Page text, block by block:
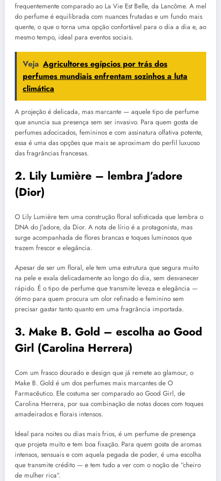
frequentemente comparado ao La Vie Est Belle, da Lancôme. A mel
do perfume é equilibrada com nuances frutadas e um fundo mais
quente, o que o torna uma opção confortável para o dia a dia e, ao
mesmo tempo, ideal para eventos sociais.
Veja Agricultores egípcios por trás dos
perfumes mundiais enfrentam sozinhos a luta
climática
A projeção é delicada, mas marcante — aquele tipo de perfume
que anuncia sua presença sem ser invasivo. Para quem gosta de
perfumes adocicados, femininos e com assinatura olfativa potente,
essa é uma das opções que mais se aproximam do perfil luxuoso
das fragrâncias francesas.
2. Lily Lumière – lembra J’adore
(Dior)
O Lily Lumière tem uma construção floral sofisticada que lembra o
DNA do J’adore, da Dior. A nota de lírio é a protagonista, mas
surge acompanhada de flores brancas e toques luminosos que
trazem frescor e elegância.
Apesar de ser um floral, ele tem uma estrutura que segura muito
na pele e exala delicadamente ao longo do dia, sem desvanecer
rápido. É o tipo de perfume que transmite leveza e elegância —
ótimo para quem procura um olor refinado e feminino sem
precisar gastar tanto quanto em uma fragrância importada.
3. Make B. Gold – escolha ao Good
Girl (Carolina Herrera)
Com um frasco dourado e design que já remete ao glamour, o
Make B. Gold é um dos perfumes mais marcantes de O
Farmacêutico. Ele costuma ser comparado ao Good Girl, de
Carolina Herrera, por sua combinação de notas doces com toques
amadeirados e florais intensos.
Ideal para noites ou dias mais frios, é um perfume de presença
que projeta muito e tem boa fixação. Para quem gosta de aromas
intensos, sensuais e com aquela pegada de poder, é uma escolha
que transmite crédito — e tem tudo a ver com o noção de “cheiro
de mulher rica”.